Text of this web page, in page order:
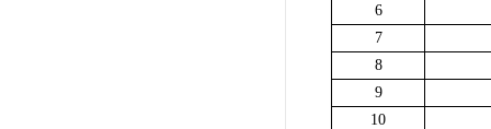
6
7
8
9
10